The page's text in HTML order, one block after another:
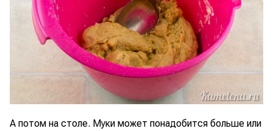
А потом на столе. Муки может понадобится больше или